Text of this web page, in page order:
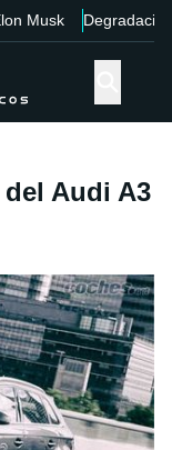
Musk Degradación
Audi A3